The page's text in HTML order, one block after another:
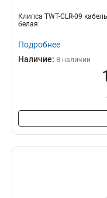
Клипса TWT-CLR-09
белая
Подробнее
Наличие: В наличии